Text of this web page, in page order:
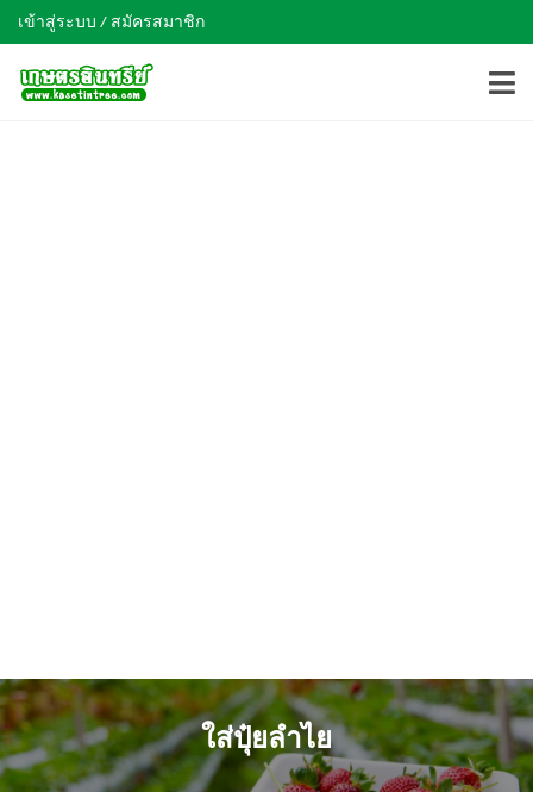
เข้าสู่ระบบ / สมัครสมาชิก
ใส่ปุ๋ยลำไย